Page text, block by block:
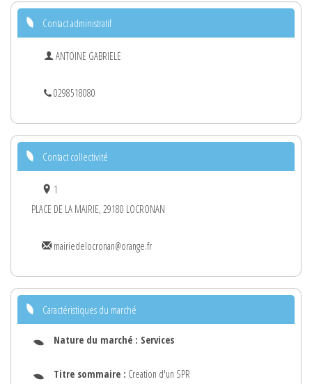
Contact administratif
ANTOINE GABRIELE
0298518080
Contact collectivité
1
PLACE DE LA MAIRIE, 29180 LOCRONAN
mairiedelocronan@orange.fr
Caractéristiques du marché
Nature du marché : Services
Titre sommaire : Creation d'un SPR